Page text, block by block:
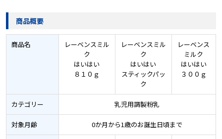
商品概要
商品名
レーベンスミル
ク
はいはい
８１０ｇ
レーベンスミル
ク
はいはい
スティックパッ
ク
レーベンス
ミルク
はいはい
３００ｇ
カテゴリー 乳児用調製粉乳
対象月齢 0か月から1歳のお誕生日頃まで